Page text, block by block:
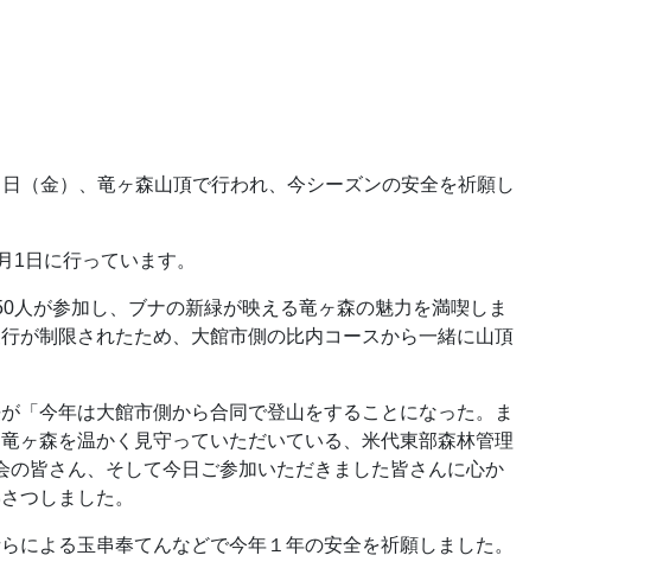
（金）、竜ヶ森山頂で行われ、今シーズンの安全を祈願し
日に行っています。
が参加し、ブナの新緑が映える竜ヶ森の魅力を満喫しま
が制限されたため、大館市側の比内コースから一緒に山頂
「今年は大館市側から合同で登山をすることになった。ま
ヶ森を温かく見守っていただいている、米代東部森林管理
皆さん、そして今日ご参加いただきました皆さんに心か
つしました。
よる玉串奉てんなどで今年１年の安全を祈願しました。